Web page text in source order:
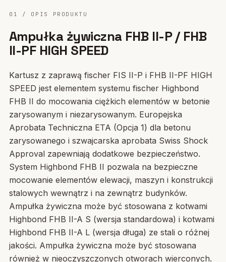
01 / OPIS PRODUKTU
Ampułka żywiczna FHB II-P / FHB
II-PF HIGH SPEED
Kartusz z zaprawą fischer FIS II-P i FHB II-PF HIGH
SPEED jest elementem systemu fischer Highbond
FHB II do mocowania ciężkich elementów w betonie
zarysowanym i niezarysowanym. Europejska
Aprobata Techniczna ETA (Opcja 1) dla betonu
zarysowanego i szwajcarska aprobata Swiss Shock
Approval zapewniają dodatkowe bezpieczeństwo.
System Highbond FHB II pozwala na bezpieczne
mocowanie elementów elewacji, maszyn i konstrukcji
stalowych wewnątrz i na zewnątrz budynków.
Ampułka żywiczna może być stosowana z kotwami
Highbond FHB II-A S (wersja standardowa) i kotwami
Highbond FHB II-A L (wersja długa) ze stali o różnej
jakości. Ampułka żywiczna może być stosowana
również w nieoczyszczonych otworach wierconych.